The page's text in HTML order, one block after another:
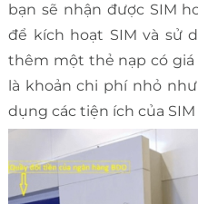
bạn sẽ nhận được SIM
để kích hoạt SIM và sử
thêm một thẻ nạp có giá
là khoản chi phí nhỏ
dụng các tiện ích của SIM